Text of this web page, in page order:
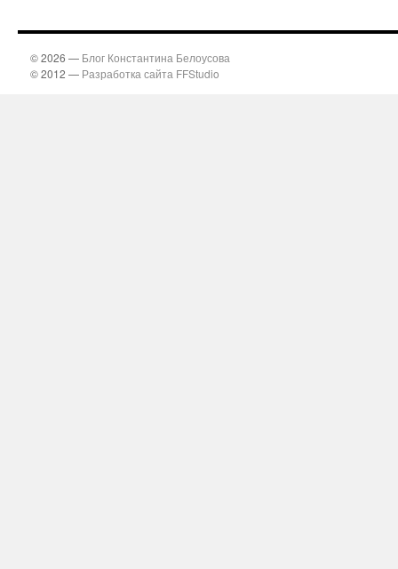
© 2026 — Блог Константина Белоусова
© 2012 — Разработка сайта FFStudio